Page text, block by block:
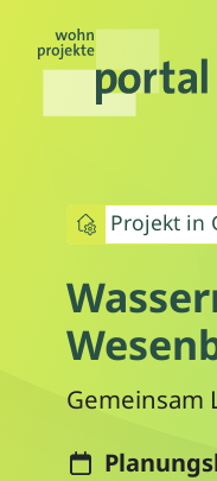
Projekt in
Gemeinsam